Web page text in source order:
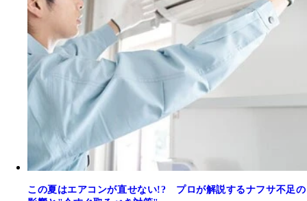
この夏はエアコンが直せない!? プロが解説するナフサ不足の